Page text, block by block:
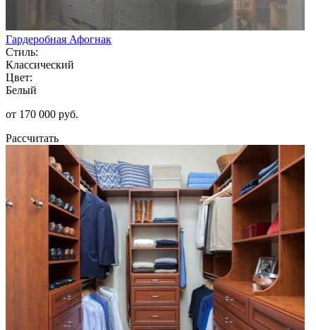
Гардеробная Афогнак
Стиль:
Классический
Цвет:
Белый
от 170 000 руб.
Рассчитать